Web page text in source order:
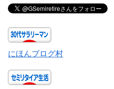
にほんブログ村